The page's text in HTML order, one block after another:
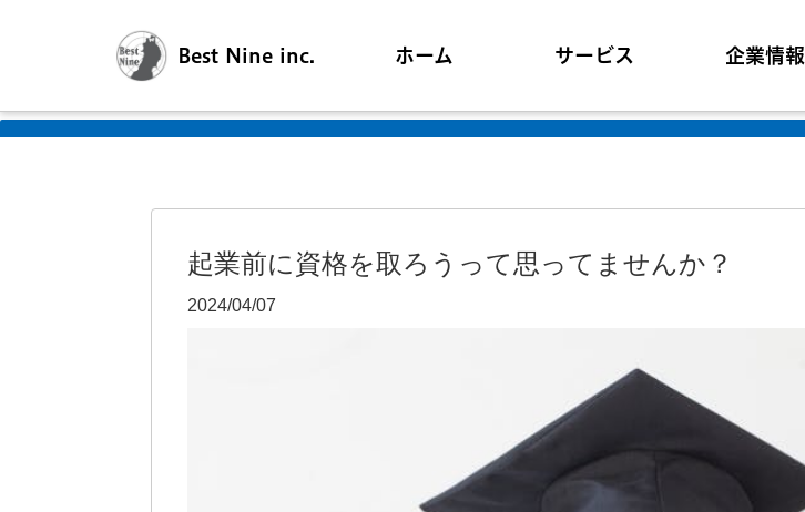
Best Nine inc. ホーム サービス 企業情報
起業前に資格を取ろうって思ってませんか？
2024/04/07